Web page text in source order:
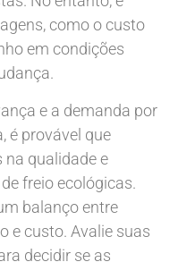
como o custo
em condições
e a demanda por
é provável que
qualidade e
freio ecológicas.
balanço entre
e custo. Avalie suas
decidir se as